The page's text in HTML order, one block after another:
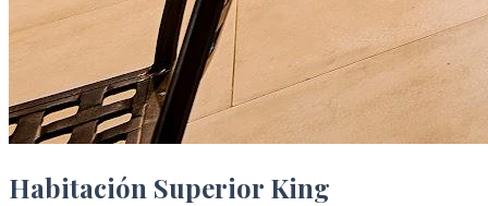
Habitación Superior King